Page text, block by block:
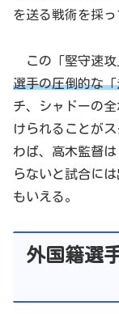
を送る戦術を採っ
この「堅守速攻
選手の圧倒的な
チ、シャドーの
けられることが
わば、高木監督
らないと試合に
もいえる。
外国籍選